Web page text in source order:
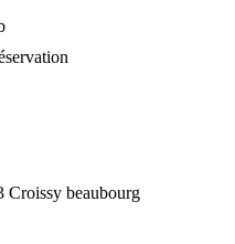
Croissy beaubourg